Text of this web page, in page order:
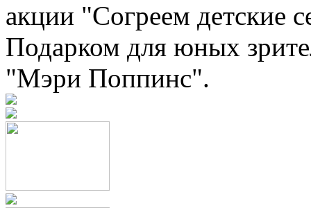
акции "Согреем детские
Подарком для юных
"Мэри Поппинс".